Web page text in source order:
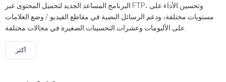
البرنامج المساعد الجديد لتحميل المحتوى عبر FTP، وتحسين الأداء على
مستويات مختلفة، ودعم الرسائل النصية في مقاطع الفيديو / وضع العلامات
أكثر